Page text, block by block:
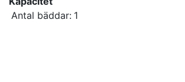
Antal bäddar: 1